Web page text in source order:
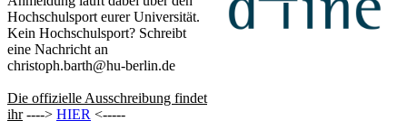
Hochschulsport eurer Universität.
Kein Hochschulsport? Schreibt
eine Nachricht an
christoph.barth@hu-berlin.de
Die offizielle Ausschreibung findet
ihr----> HIER <-----